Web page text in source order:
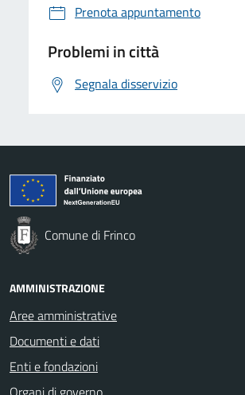
Prenota appuntamento
Problemi in città
Segnala disservizio
Comune di Frinco
AMMINISTRAZIONE
Aree amministrative
Documenti e dati
Enti e fondazioni